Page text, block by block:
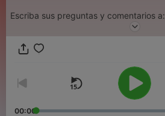
Escriba sus preguntas y comentarios a:
00:00